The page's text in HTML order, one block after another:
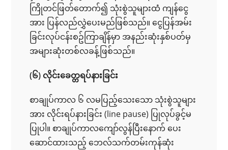
ကြိုတင်ဖြတ်တောက်၍ သုံးစွဲသူများထံ ကျန်ငွေ
အား ပြန်လည်လွှဲပေးမည်ဖြစ်သည်။ ငွေပြန်အမ်း
ခြင်းလုပ်ငန်းစဥ်ကြာချိန်မှာ အနည်းဆုံးနှစ်ပတ်မှ
အများဆုံးတစ်လခန့်ဖြစ်သည်။
(၆) လိုင်းခေတ္တရပ်နားခြင်း
စာချုပ်ကာလ ၆ လမပြည့်သေးသော သုံးစွဲသူများ
အား လိုင်းရပ်နားခြင်း (line pause) ပြုလုပ်ခွင့်မ
ပြုပါ။ စာချုပ်ကာလကျော်လွန်ပြီးနောက် ပေး
ဆောင်ထားသည့် ဘေလ်သက်တမ်းကုန်ဆုံး